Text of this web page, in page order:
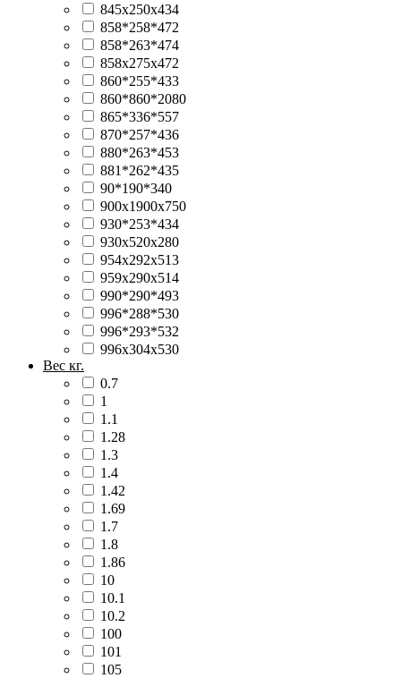
845х250х434
858*258*472
858*263*474
858х275х472
860*255*433
860*860*2080
865*336*557
870*257*436
880*263*453
881*262*435
90*190*340
900х1900х750
930*253*434
930x520x280
954х292х513
959х290х514
990*290*493
996*288*530
996*293*532
996х304х530
Вес кг.
0.7
1
1.1
1.28
1.3
1.4
1.42
1.69
1.7
1.8
1.86
10
10.1
10.2
100
101
105